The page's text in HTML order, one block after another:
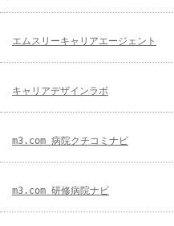
エムスリーキャリアエージェント
キャリアデザインラボ
m3.com 病院クチコミナビ
m3.com 研修病院ナビ